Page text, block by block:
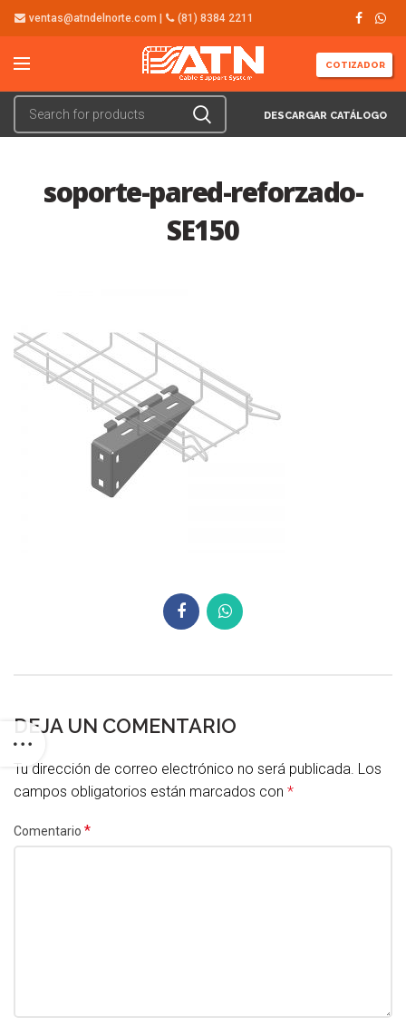
ventas@atndelnorte.com | (81) 8384 2211
COTIZADOR
DESCARGAR CATÁLOGO
soporte-pared-reforzado-
SE150
DEJA UN COMENTARIO
Tu dirección de correo electrónico no será publicada. Los
campos obligatorios están marcados con *
Comentario *